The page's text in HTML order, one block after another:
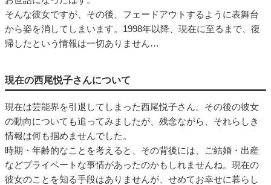
そんな彼女ですが、その後、フェードアウトするように表舞台
から姿を消してしまいます。1998年以降、現在に至るまで、復
帰したという情報は一切ありません…
現在の西尾悦子さんについて
現在は芸能界を引退してしまった西尾悦子さん。その後の彼女
の動向についても追ってみましたが、残念ながら、それらしき
情報は何も掴めませんでした。
時期・年齢的なことを考えると、その背後には、ご結婚・出産
などプライベートな事情があったのかもしれませんね。現在の
彼女のことを知る手段はありませんが、せめてお幸せに暮らし